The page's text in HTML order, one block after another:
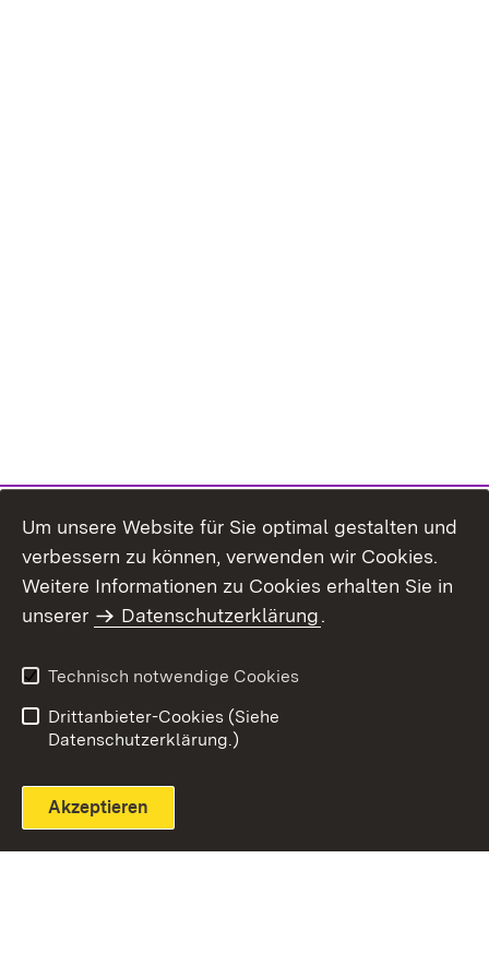
Themenübersicht
Um unsere Website für Sie optimal gestalten und
verbessern zu können, verwenden wir Cookies.
Weitere Informationen zu Cookies erhalten Sie in
unserer
Datenschutzerklärung.
Technisch notwendige Cookies
Drittanbieter-Cookies (Siehe
Datenschutzerklärung.)
Akzeptieren